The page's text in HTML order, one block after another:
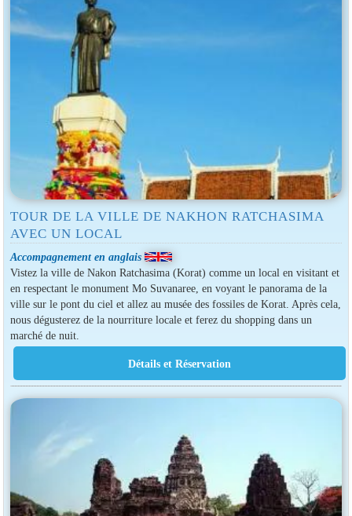
TOUR DE LA VILLE DE NAKHON RATCHASIMA
AVEC UN LOCAL
Accompagnement en anglais
Vistez la ville de Nakon Ratchasima (Korat) comme un local en visitant et
en respectant le monument Mo Suvanaree, en voyant le panorama de la
ville sur le pont du ciel et allez au musée des fossiles de Korat. Après cela,
nous dégusterez de la nourriture locale et ferez du shopping dans un
marché de nuit.